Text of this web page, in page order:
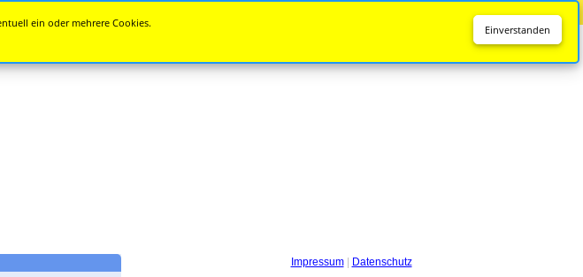
Impressum| Datenschutz
Einverstanden
ein oder mehrere Cookies.